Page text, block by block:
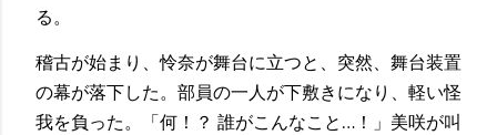
る。
稽古が始まり、怜奈が舞台に立つと、突然、舞台装置
の幕が落下した。部員の一人が下敷きになり、軽い怪
我を負った。「何！？ 誰がこんなこと…！」美咲が叫